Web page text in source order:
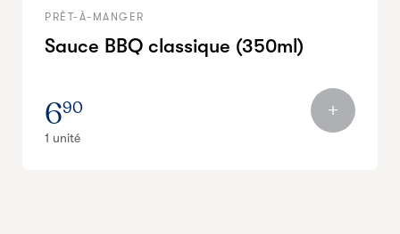
PRÊT-À-MANGER
Sauce BBQ classique (350ml)
690
1 unité